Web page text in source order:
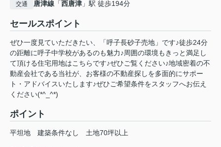
交通 唐津線 「西唐津 」駅 徒歩194分
セールスポイント
ぜひ一度見ていただきたい、「呼子長砂子売地」です♪徒歩24分
の距離に呼子中学校があるのも魅力♪周囲の環境もきっと満足し
て頂ける住宅用地はこちらです♪ぜひご覧ください♪地域密着の不
動産会社である当社が、お客様の不動産探しを多面的にサポー
ト・アドバイスいたします♪ぜひご希望条件をスタッフへお伝え
ください(*^_^*)
ポイント
平坦地 建築条件なし 土地70坪以上